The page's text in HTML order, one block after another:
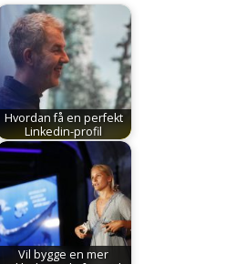
Hvordan få en perfekt
Linkedin-profil
Vil bygge en mer